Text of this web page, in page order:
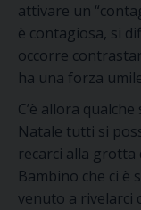
attivare un
è contagiosa, si
occorre
ha una forza
C’è allora
Natale tutti si
recarci alla grotta
Bambino che ci è
venuto a rivelarci